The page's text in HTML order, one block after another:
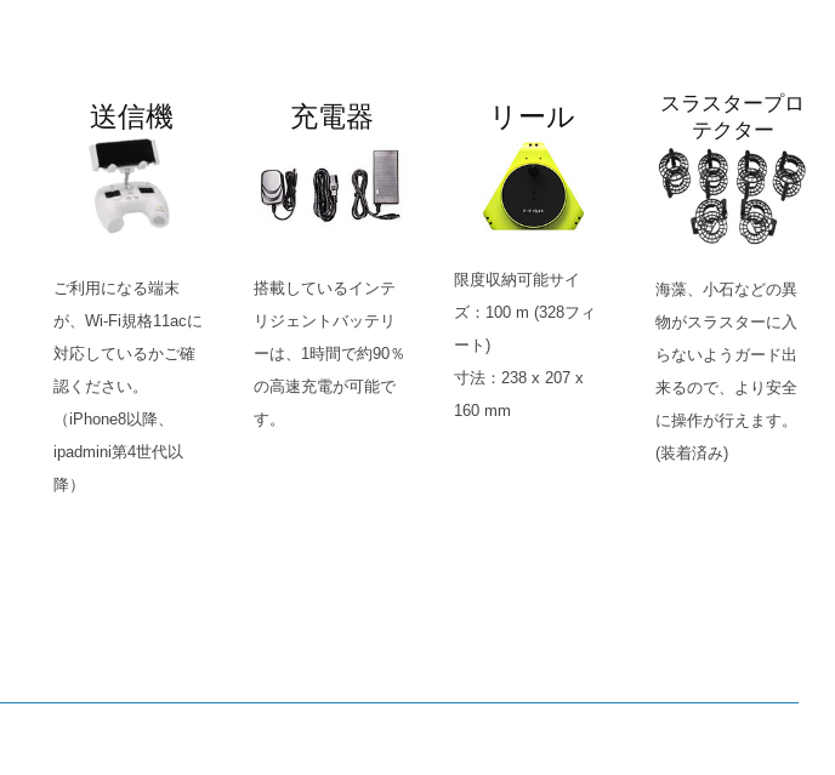
送信機
ご利用になる端末
が、Wi-Fi規格11acに
対応しているかご確
認ください。
（iPhone8以降、
ipadmini第4世代以
降）
充電器
搭載しているインテ
リジェントバッテリ
ーは、1時間で約90％
の高速充電が可能で
す。
リール
限度収納可能サイ
ズ：100 m (328フィ
ート)
寸法：238 x 207 x
160 mm
スラスタープロ
テクター
海藻、小石などの異
物がスラスターに入
らないようガード出
来るので、より安全
に操作が行えます。
(装着済み)